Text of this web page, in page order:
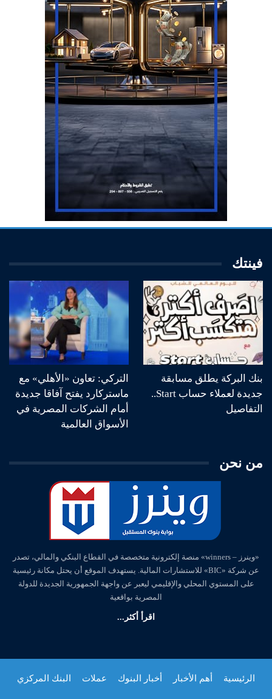
فينتك
بنك البركة يطلق مسابقة
جديدة لعملاء حساب Start..
التفاصيل
التركي: تعاون «الأهلي» مع
ماستركارد يفتح آفاقا جديدة
أمام الشركات المصرية في
الأسواق العالمية
من نحن
«وينرز – winners» منصة إلكترونية متخصصة في القطاع البنكي والمالي، تصدر
عن شركة «BIC» للاستشارات المالية. يستهدف الموقع أن يحتل مكانة رئيسية
على المستوي المحلي والإقليمي ليعبر عن واجهة الجمهورية الجديدة للدولة
المصرية بواقعية
اقرأ أكثر...
الرئيسية أهم الأخبار أخبار البنوك عملات البنك المركزي